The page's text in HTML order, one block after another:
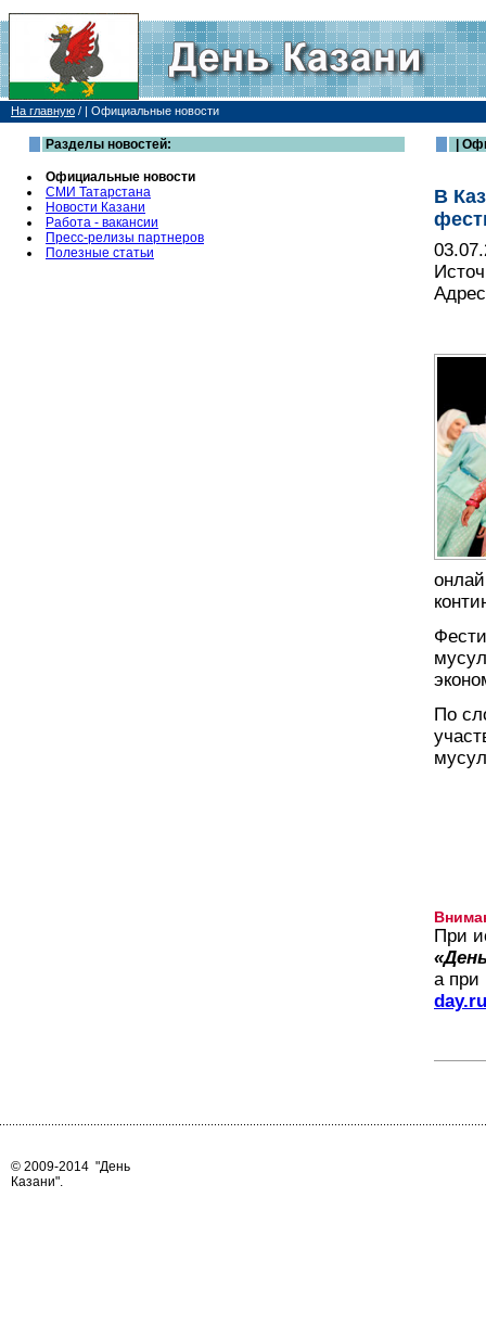
На главную / | Официальные новости
Разделы новостей:
Официальные новости
СМИ Татарстана
Новости Казани
Работа - вакансии
Пресс-релизы партнеров
Полезные статьи
|
В
По
При
а при
day.ru
© 2009-2014 "День
Казани".